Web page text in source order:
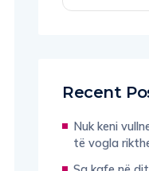
Recent
Nuk keni
të vogla